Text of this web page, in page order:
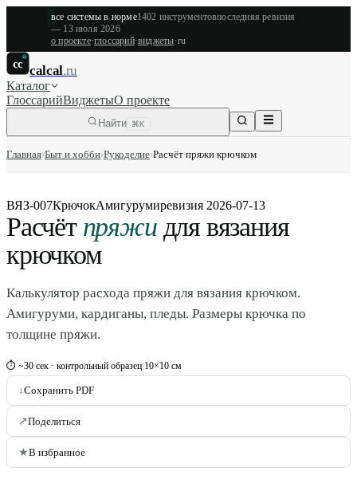
все системы в норме1402 инструментовпоследняя ревизия
— 13 июля 2026
о проекте·глоссарий·виджеты·ru
cc calcal.ru
Каталог
ГлоссарийВиджетыО проекте
Найти ⌘K
Главная›Быт и хобби›Рукоделие›Расчёт пряжи крючком
ВЯЗ-007КрючокАмигурумиревизия 2026-07-13
Расчёт пряжидля вязания
крючком
Калькулятор расхода пряжи для вязания крючком.
Амигуруми, кардиганы, пледы. Размеры крючка по
толщине пряжи.
⏱ ~30 сек · контрольный образец 10×10 см
↓Сохранить PDF
↗Поделиться
★В избранное